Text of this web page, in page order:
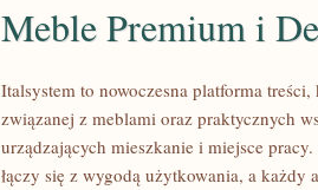
Meble Premium i
Italsystem to nowoczesna platforma
związanej z meblami oraz praktycznych
urządzających mieszkanie i miejsce
łączy się z wygodą użytkowania, a każdy